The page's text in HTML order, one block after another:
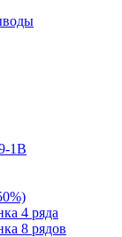
1В
4 ряда
8 рядов